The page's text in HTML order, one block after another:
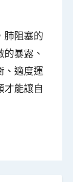
肺阻塞的
暴露、
、適度運
才能讓自